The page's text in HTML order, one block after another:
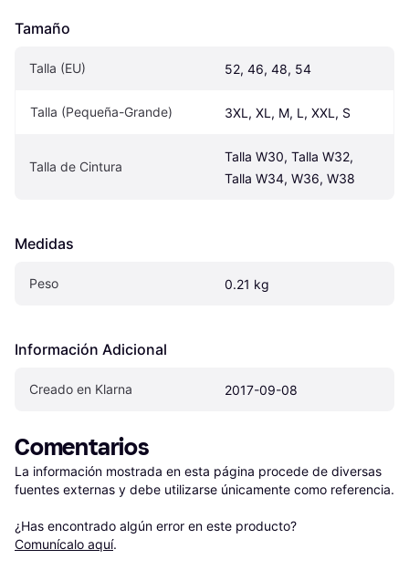
Tamaño
Talla (EU) 52, 46, 48, 54
Talla (Pequeña-Grande) 3XL, XL, M, L, XXL, S
Talla de Cintura
Talla W30, Talla W32,
Talla W34, W36, W38
Medidas
Peso 0.21 kg
Información Adicional
Creado en Klarna 2017-09-08
Comentarios
La información mostrada en esta página procede de diversas
fuentes externas y debe utilizarse únicamente como referencia.
¿Has encontrado algún error en este producto?
Comunícalo aquí.